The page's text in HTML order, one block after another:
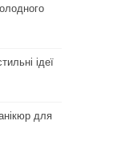
ідеї
для